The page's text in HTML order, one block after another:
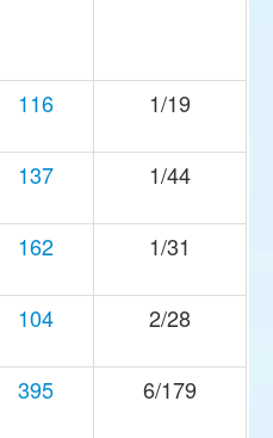
116 1/19
137 1/44
162 1/31
104 2/28
395 6/179